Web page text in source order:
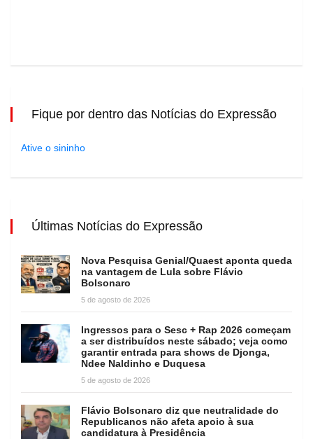
Fique por dentro das Notícias do Expressão
Ative o sininho
Últimas Notícias do Expressão
Nova Pesquisa Genial/Quaest aponta queda
na vantagem de Lula sobre Flávio
Bolsonaro
5 de agosto de 2026
Ingressos para o Sesc + Rap 2026 começam
a ser distribuídos neste sábado; veja como
garantir entrada para shows de Djonga,
Ndee Naldinho e Duquesa
5 de agosto de 2026
Flávio Bolsonaro diz que neutralidade do
Republicanos não afeta apoio à sua
candidatura à Presidência